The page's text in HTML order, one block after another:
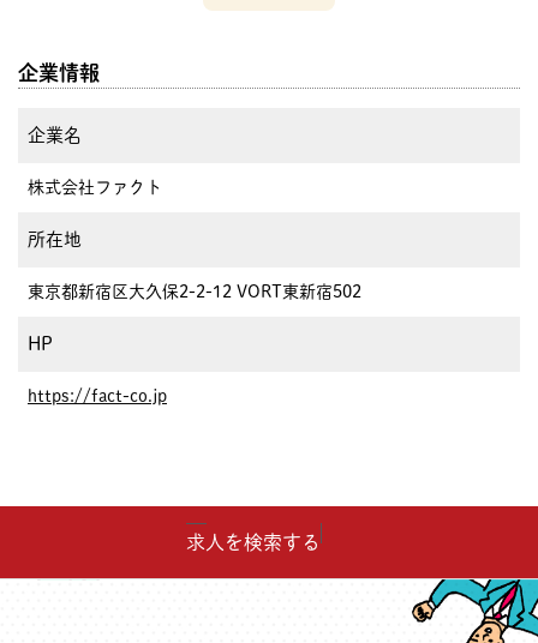
企業情報
企業名
株式会社ファクト
所在地
東京都新宿区大久保2-2-12 VORT東新宿502
HP
https://fact-co.jp
求人を検索する